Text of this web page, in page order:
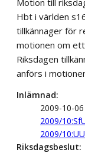
Hbt i världen
tillkännager för
motionen om
Riksdagen
anförs i
Inlämnad
2009-10-06
2009/
2009/
Riksdagsbeslut